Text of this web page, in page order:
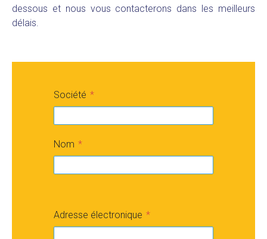
dessous et nous vous contacterons dans les meilleurs
délais.
Société
Nom
Adresse électronique